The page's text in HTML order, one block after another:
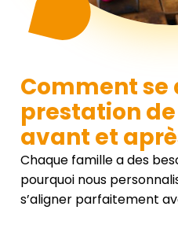
Comment se
prestation
avant et
Chaque famille a des
pourquoi nous
s’aligner parfaitement